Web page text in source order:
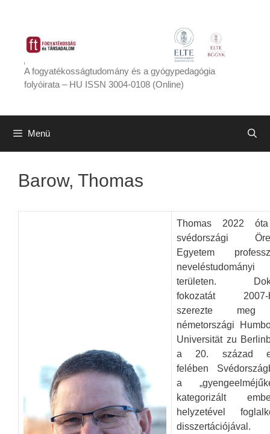
tartalomba
A fogyatékosságtudomány és a gyógypedagógia
folyóirata – HU ISSN 3004-0108 (Online)
Menü
Barow, Thomas
Thomas 2022
svédországi
Egyetem
neveléstudományi
területen.
fokozatát 2007-
szerezte
németországi
Universität zu
a 20. század
felében
a
kategorizált
helyzetével
disszertációjával.